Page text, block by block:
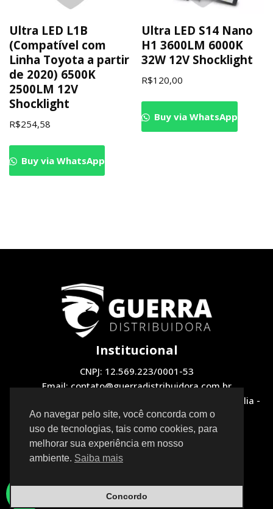
Ultra LED L1B
(Compatível com
Linha Toyota a partir
de 2020) 6500K
2500LM 12V
Shocklight
R$254,58
Buy via WhatsApp
Ultra LED S14 Nano
H1 3600LM 6000K
32W 12V Shocklight
R$120,00
Buy via WhatsApp
Institucional
CNPJ: 12.569.223/0001-53
Email: contato@guerradistribuidora.com.br
Endereço: QNH 1, LOTE 12 Loja 2 - Taguatinga, Brasília -
DF, 72130-510
Redes Sociais
Neve| Movido aWordPress
Ao navegar pelo site, você concorda com o
uso de tecnologias, tais como cookies, para
melhorar sua experiência em nosso
ambiente. Saiba mais
Concordo